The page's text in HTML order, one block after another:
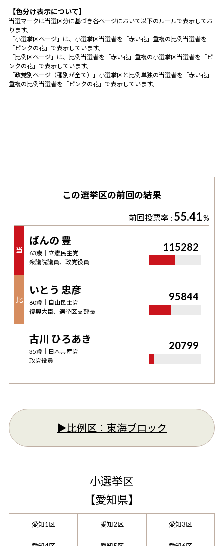
【色分け表示について】
当選マークは当選区分に基づき各ページにおいて以下のルールで表示してお
ります。
「小選挙区ページ」は、小選挙区当選者を「赤い花」重複の比例当選者を
「ピンクの花」で表示しています。
「比例区ページ」は、比例当選者を「赤い花」重複の小選挙区当選者を「ピ
ンクの花」で表示しています。
「政党別ページ（種別が全て）」小選挙区と比例単独の当選者を「赤い花」
重複の比例当選者を「ピンクの花」で表示しています。
この選挙区の前回の結果
前回投票率 : 55.41%
当
ばんの 豊
63歳｜ 立憲民主党
衆議院議員、政党役員
115282
比
いとう 忠彦
60歳｜ 自由民主党
復興大臣、選挙区支部長
95844
古川 ひろあき
35歳｜ 日本共産党
政党役員
20799
▶︎比例区： 東海ブロック
小選挙区
【愛知県】
愛知1区 愛知2区 愛知3区